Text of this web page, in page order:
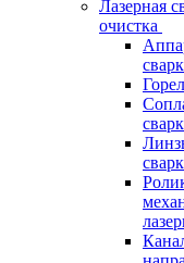
Лазерная
очистка